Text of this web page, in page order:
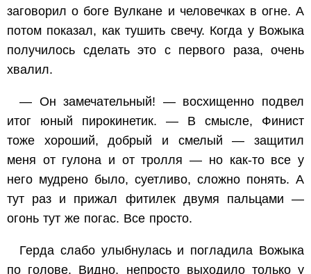
заговорил о боге Вулкане и человечках в огне. А
потом показал, как тушить свечу. Когда у Вожыка
получилось сделать это с первого раза, очень
хвалил.
— Он замечательный! — восхищенно подвел
итог юный пирокинетик. — В смысле, Финист
тоже хороший, добрый и смелый — защитил
меня от гулона и от тролля — но как-то все у
него мудрено было, суетливо, сложно понять. А
тут раз и прижал фитилек двумя пальцами —
огонь тут же погас. Все просто.
Герда слабо улыбнулась и погладила Вожыка
по голове. Видно, непросто выходило только у